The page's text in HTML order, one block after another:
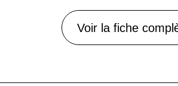
Voir la fiche